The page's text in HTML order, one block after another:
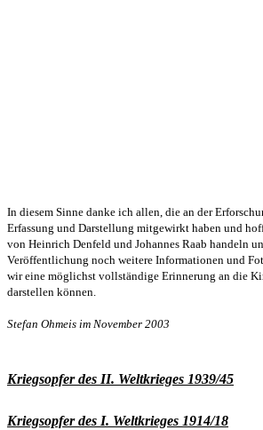
In diesem Sinne danke ich allen, die an der
Erfassung und Darstellung mitgewirkt haben und
von Heinrich Denfeld und Johannes Raab handeln
Veröffentlichung noch weitere Informationen und
wir eine möglichst vollständige Erinnerung an die
darstellen können.
Stefan Ohmeis im November 2003
Kriegsopfer des II. Weltkrieges 1939/45
Kriegsopfer des I. Weltkrieges 1914/18